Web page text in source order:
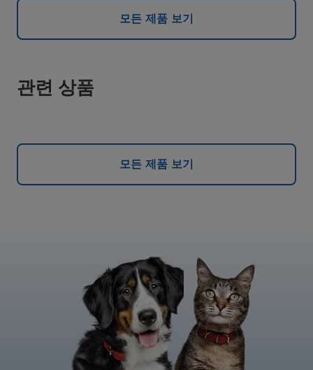
모든 제품 보기
관련 상품
모든 제품 보기